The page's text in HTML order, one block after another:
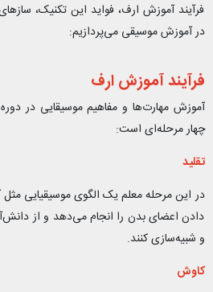
فرآیند آموزش ارف، فواید این تکنیک،
در آموزش موسیقی می‌پردازیم:
فرآیند آموزش ارف
آموزش مهارت‌ها و مفاهیم موسیقایی در
چهار مرحله‌ای است:
تقلید
در این مرحله معلم یک الگوی موسیقیایی مثل
دادن اعضای بدن را انجام می‌دهد و از
و شبیه‌سازی کنند.
کاوش